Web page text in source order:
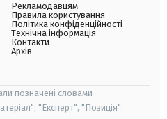
Рекламодавцям
Правила користування
Політика конфіденційності
Технічна інформація
Контакти
Архів
позначені словами
"Експерт", "Позиція".